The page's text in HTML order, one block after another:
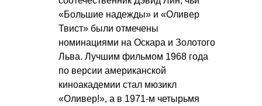
«Большие надежды» и «Оливер
Твист» были отмечены
номинациями на Оскара и Золотого
Льва. Лучшим фильмом 1968 года
по версии американской
киноакадемии стал мюзикл
«Оливер!», а в 1971-м четырьмя